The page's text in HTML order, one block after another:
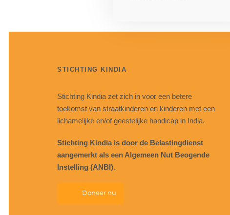
STICHTING KINDIA
Stichting Kindia zet zich in voor een betere
toekomst van straatkinderen en kinderen met een
lichamelijke en/of geestelijke handicap in India.
Stichting Kindia is door de Belastingdienst
aangemerkt als een Algemeen Nut Beogende
Instelling (ANBI).
Doneer nu